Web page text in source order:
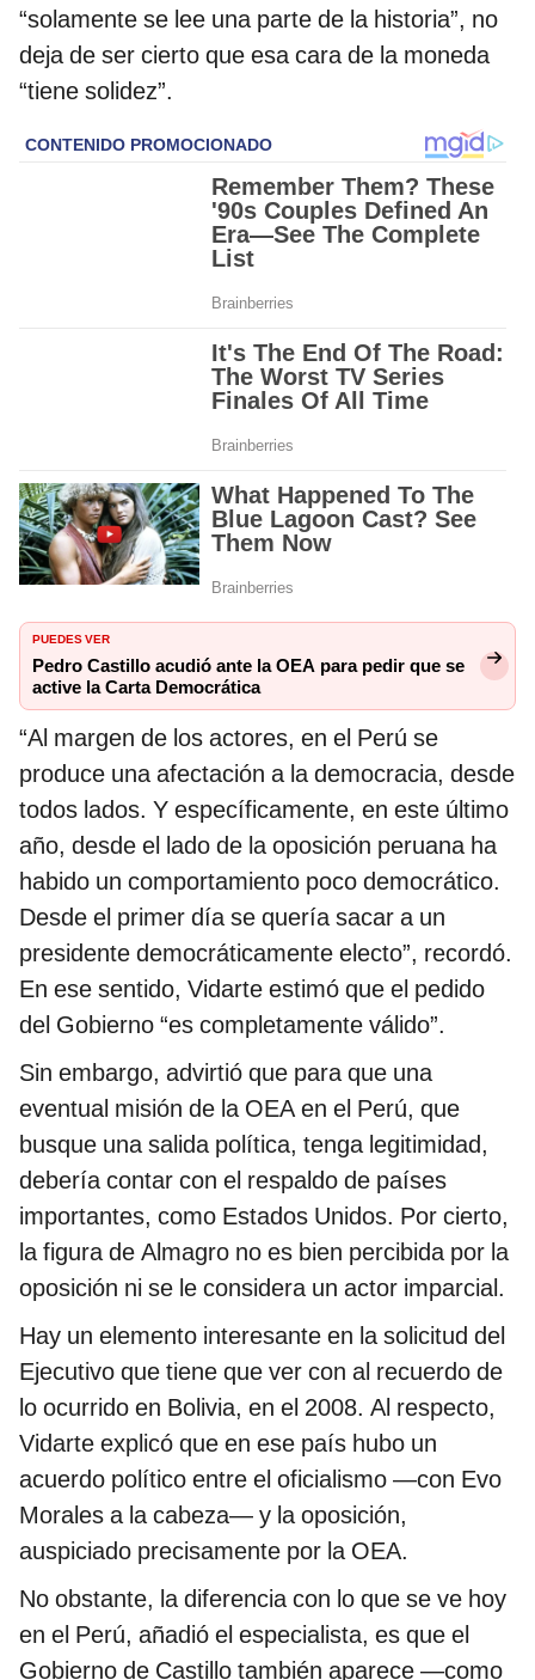
“solamente se lee una parte de la historia”, no
deja de ser cierto que esa cara de la moneda
“tiene solidez”.
PUEDES VER
Pedro Castillo acudió ante la OEA para pedir que se
active la Carta Democrática
“Al margen de los actores, en el Perú se
produce una afectación a la democracia, desde
todos lados. Y específicamente, en este último
año, desde el lado de la oposición peruana ha
habido un comportamiento poco democrático.
Desde el primer día se quería sacar a un
presidente democráticamente electo”, recordó.
En ese sentido, Vidarte estimó que el pedido
del Gobierno “es completamente válido”.
Sin embargo, advirtió que para que una
eventual misión de la OEA en el Perú, que
busque una salida política, tenga legitimidad,
debería contar con el respaldo de países
importantes, como Estados Unidos. Por cierto,
la figura de Almagro no es bien percibida por la
oposición ni se le considera un actor imparcial.
Hay un elemento interesante en la solicitud del
Ejecutivo que tiene que ver con al recuerdo de
lo ocurrido en Bolivia, en el 2008. Al respecto,
Vidarte explicó que en ese país hubo un
acuerdo político entre el oficialismo —con Evo
Morales a la cabeza— y la oposición,
auspiciado precisamente por la OEA.
No obstante, la diferencia con lo que se ve hoy
en el Perú, añadió el especialista, es que el
Gobierno de Castillo también aparece —como